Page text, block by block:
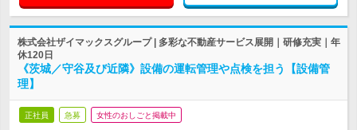
株式会社ザイマックスグループ | 多彩な不動産サービス展開｜研修充実｜年
休120日
《茨城／守谷及び近隣》設備の運転管理や点検を担う【設備管
理】
正社員 急募 女性のおしごと掲載中